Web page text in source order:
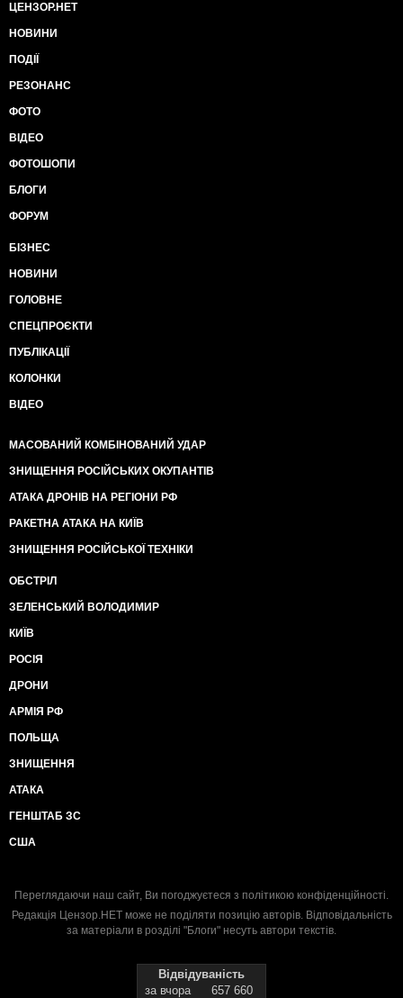
ЦЕНЗОР.НЕТ
НОВИНИ
ПОДІЇ
РЕЗОНАНС
ФОТО
ВІДЕО
ФОТОШОПИ
БЛОГИ
ФОРУМ
БІЗНЕС
НОВИНИ
ГОЛОВНЕ
СПЕЦПРОЄКТИ
ПУБЛІКАЦІЇ
КОЛОНКИ
ВІДЕО
МАСОВАНИЙ КОМБІНОВАНИЙ УДАР
ЗНИЩЕННЯ РОСІЙСЬКИХ ОКУПАНТІВ
АТАКА ДРОНІВ НА РЕГІОНИ РФ
РАКЕТНА АТАКА НА КИЇВ
ЗНИЩЕННЯ РОСІЙСЬКОЇ ТЕХНІКИ
ОБСТРІЛ
ЗЕЛЕНСЬКИЙ ВОЛОДИМИР
КИЇВ
РОСІЯ
ДРОНИ
АРМІЯ РФ
ПОЛЬЩА
ЗНИЩЕННЯ
АТАКА
ГЕНШТАБ ЗС
США
Переглядаючи наш сайт, Ви погоджуєтеся з політикою конфіденційності.
Редакція Цензор.НЕТ може не поділяти позицію авторів. Відповідальність
за матеріали в розділі "Блоги" несуть автори текстів.
Відвідуваність
за вчора
657 660